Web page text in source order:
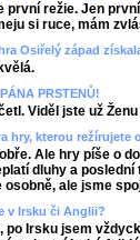
první režie. Jen
si ruce, mám
Osiřelý západ
PRSTENŮ!
Viděl jste už
hry, kterou režírujete
Ale hry píše o
dluhy a
osobně, ale jsme
v Irsku či Anglii?
po Irsku jsem